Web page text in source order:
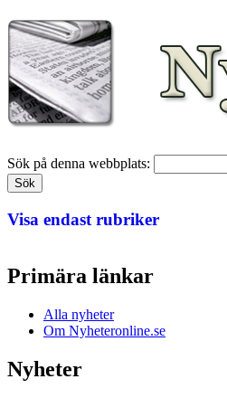
Sök på denna webbplats:
Visa endast rubriker
Primära länkar
Alla nyheter
Om Nyheteronline.se
Nyheter